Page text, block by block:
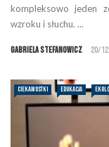
kompleksowo jeden
wzroku i słuchu. ...
Gabriela Stefanowicz 20/
CIEKAWOSTKI EDUKACJA